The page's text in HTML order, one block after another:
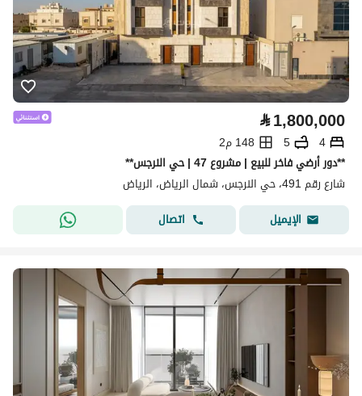
⃁1,800,000
4
5
148 م2
**دور أرضي فاخر للبيع | مشروع 47 | حي النرجس**
شارع رقم 491، حي النرجس، شمال الرياض، الرياض
الإيميل
اتصال